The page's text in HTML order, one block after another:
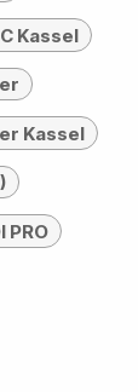
Kassel
Kassel
PRO